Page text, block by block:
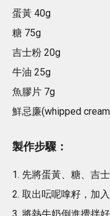
蛋黃 40g
糖 75g
吉士粉 20g
牛油 25g
魚膠片 7g
鮮忌廉(whipped
製作步驟：
1. 先將蛋黃、糖、吉士
2. 取出呍呢嗱籽，加入
3. 將熱牛奶倒進攪拌